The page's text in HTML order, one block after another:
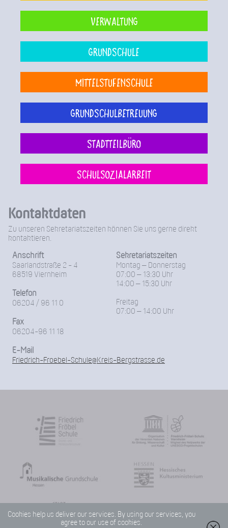
Verwaltung
Grundschule
Mittelstufenschule
Grundschulbetreuung
Stadtteilbüro
Schulsozialarbeit
Kontaktdaten
Zu unseren Sekretariatszeiten können Sie uns gerne direkt
kontaktieren.
Anschrift
Saarlandstraße 2 - 4
68519 Viernheim
Telefon
06204 / 96 11 0
Fax
06204-96 11 18
Sekretariatszeiten
Montag – Donnerstag
07:00 – 13:30 Uhr
14:00 – 15:30 Uhr
Freitag
07:00 – 14:00 Uhr
E-Mail
Friedrich-Froebel-Schule@Kreis-Bergstrasse.de
Cookies help us deliver our services. By using our services, you
agree to our use of cookies.